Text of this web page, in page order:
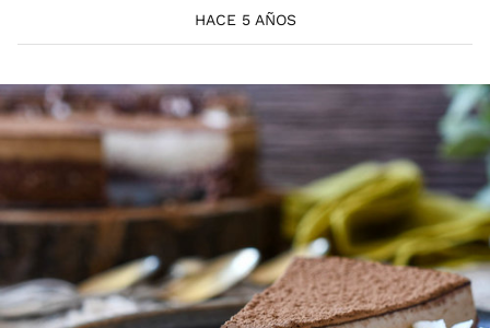
HACE 5 AÑOS